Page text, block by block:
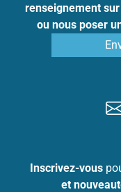
renseignement
ou nous poser
Inscrivez-vous
et